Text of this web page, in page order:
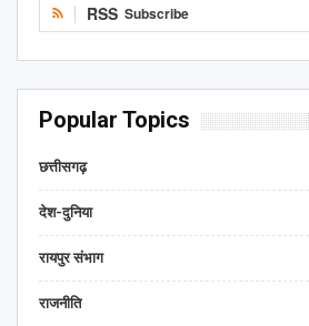
RSS Subscribe
Popular Topics
छत्तीसगढ़
देश-दुनिया
रायपुर संभाग
राजनीति